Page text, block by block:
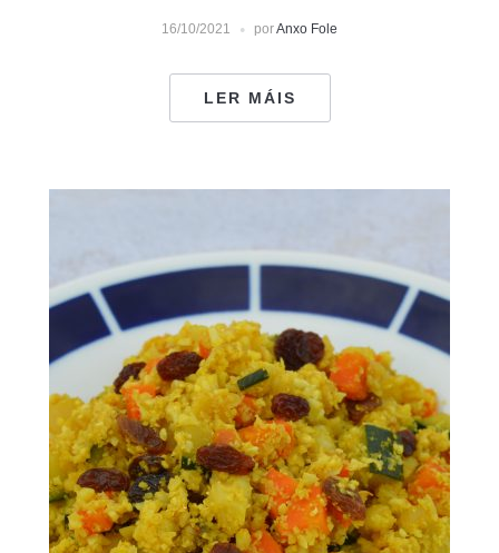
16/10/2021 porAnxo Fole
LER MÁIS